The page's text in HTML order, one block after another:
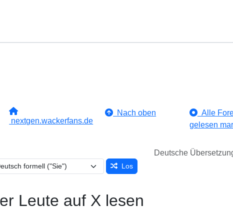
nextgen.wackerfans.de
Nach oben
Alle
gelesen
Los
Deutsche
Leute auf X lesen